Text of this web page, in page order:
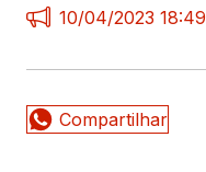
10/04/2023 18:49